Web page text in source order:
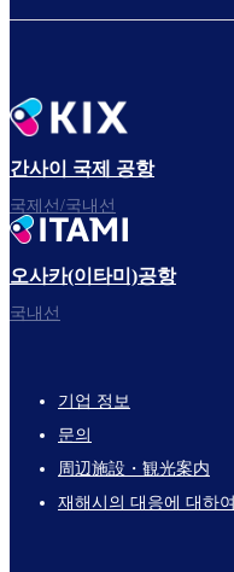
간사이 국제 공항
국제선/국내선
오사카(이타미)공항
국내선
Footer
Links
기업 정보
문의
周辺施設・観光案内
재해시의 대응에 대하여